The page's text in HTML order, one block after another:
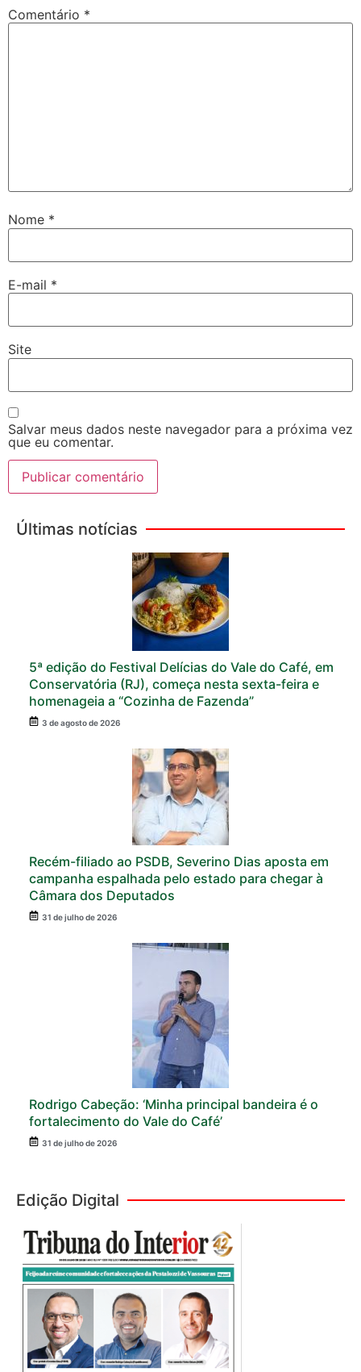
Comentário *
Nome *
E-mail *
Site
Salvar meus dados neste navegador para a próxima vez
que eu comentar.
Últimas notícias
5ª edição do Festival Delícias do Vale do Café, em
Conservatória (RJ), começa nesta sexta-feira e
homenageia a “Cozinha de Fazenda”
3 de agosto de 2026
Recém-filiado ao PSDB, Severino Dias aposta em
campanha espalhada pelo estado para chegar à
Câmara dos Deputados
31 de julho de 2026
Rodrigo Cabeção: ‘Minha principal bandeira é o
fortalecimento do Vale do Café’
31 de julho de 2026
Edição Digital